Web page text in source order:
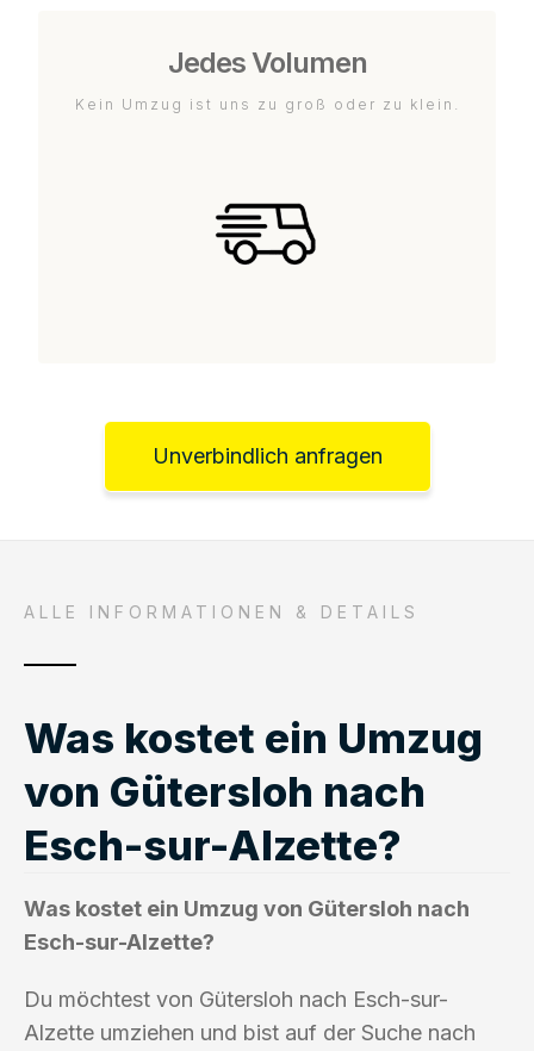
Jedes Volumen
Kein Umzug ist uns zu groß oder zu klein.
Unverbindlich anfragen
ALLE INFORMATIONEN & DETAILS
Was kostet ein Umzug
von Gütersloh nach
Esch-sur-Alzette?
Was kostet ein Umzug von Gütersloh nach
Esch-sur-Alzette?
Du möchtest von Gütersloh nach Esch-sur-
Alzette umziehen und bist auf der Suche nach